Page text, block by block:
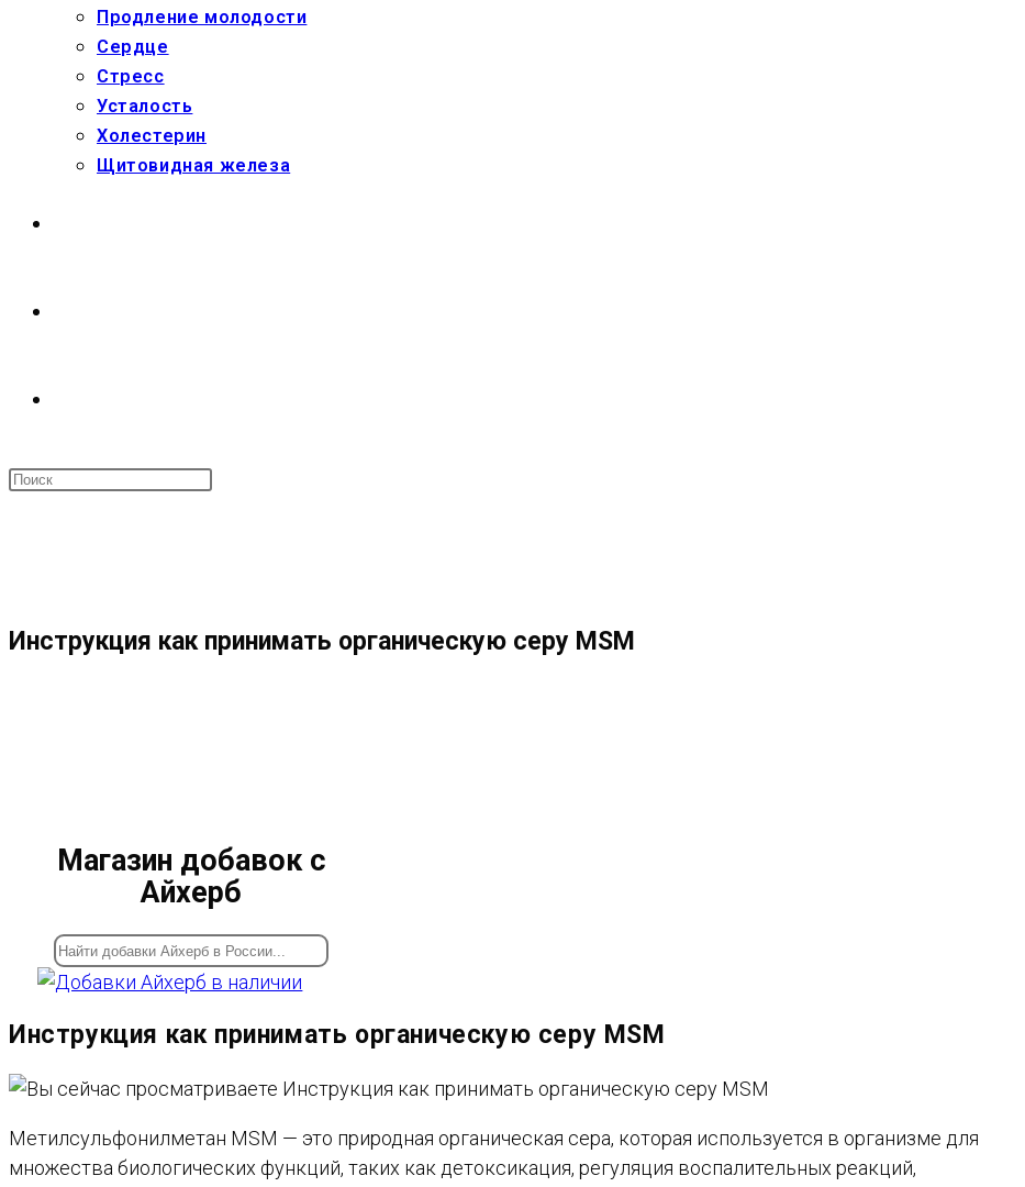
Продление молодости
Сердце
Стресс
Усталость
Холестерин
Щитовидная железа
ПОИСК
ВЕБ-
Инструкция как принимать органическую серу MSM
Магазин добавок с
Айхерб
Инструкция как принимать органическую серу MSM
Метилсульфонилметан MSM — это природная органическая сера, которая используется в организме для
множества биологических функций, таких как детоксикация, регуляция воспалительных реакций,